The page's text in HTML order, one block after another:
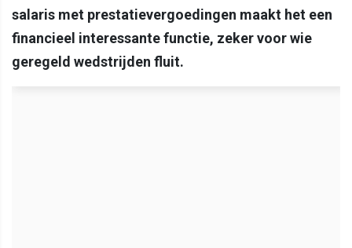
salaris met prestatievergoedingen maakt het een
financieel interessante functie, zeker voor wie
geregeld wedstrijden fluit.